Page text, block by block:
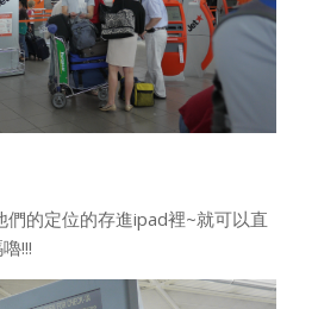
們的定位的存進ipad裡~就可以直
!!!